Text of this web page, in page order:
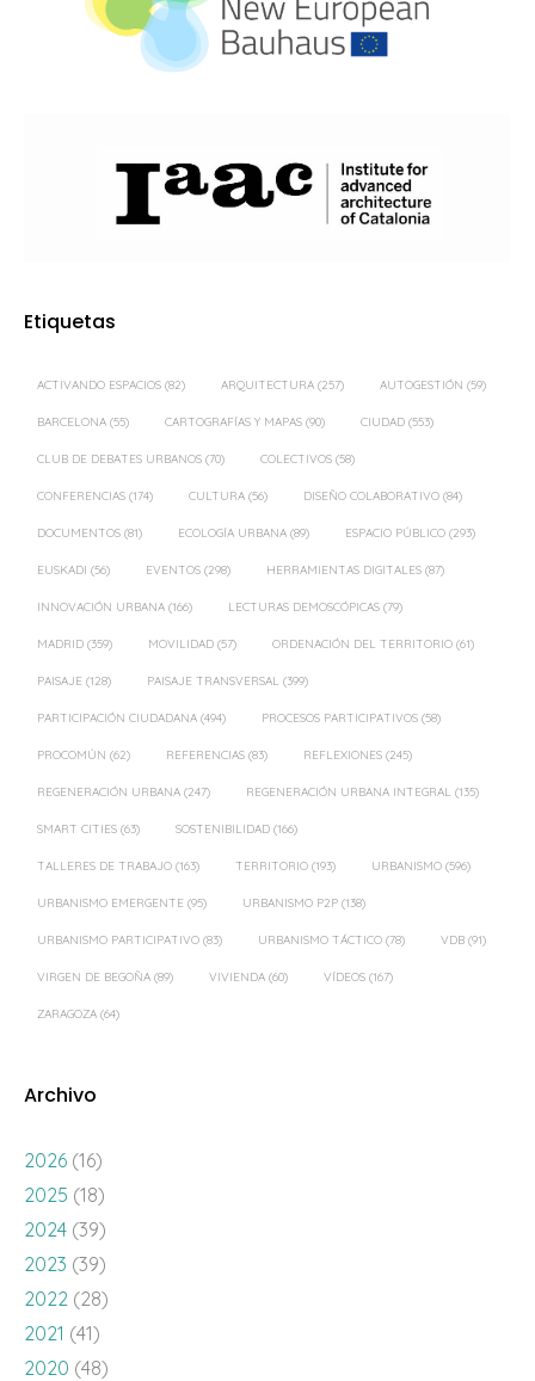
Etiquetas
ACTIVANDO ESPACIOS (82) ARQUITECTURA (257) AUTOGESTIÓN (59)
BARCELONA (55) CARTOGRAFÍAS Y MAPAS (90) CIUDAD (553)
CLUB DE DEBATES URBANOS (70) COLECTIVOS (58)
CONFERENCIAS (174) CULTURA (56) DISEÑO COLABORATIVO (84)
DOCUMENTOS (81) ECOLOGÍA URBANA (89) ESPACIO PÚBLICO (293)
EUSKADI (56) EVENTOS (298) HERRAMIENTAS DIGITALES (87)
INNOVACIÓN URBANA (166) LECTURAS DEMOSCÓPICAS (79)
MADRID (359) MOVILIDAD (57) ORDENACIÓN DEL TERRITORIO (61)
PAISAJE (128) PAISAJE TRANSVERSAL (399)
PARTICIPACIÓN CIUDADANA (494) PROCESOS PARTICIPATIVOS (58)
PROCOMÚN (62) REFERENCIAS (83) REFLEXIONES (245)
REGENERACIÓN URBANA (247) REGENERACIÓN URBANA INTEGRAL (135)
SMART CITIES (63) SOSTENIBILIDAD (166)
TALLERES DE TRABAJO (163) TERRITORIO (193) URBANISMO (596)
URBANISMO EMERGENTE (95) URBANISMO P2P (138)
URBANISMO PARTICIPATIVO (83) URBANISMO TÁCTICO (78) VDB (91)
VIRGEN DE BEGOÑA (89) VIVIENDA (60) VÍDEOS (167)
ZARAGOZA (64)
Archivo
2026 (16)
2025 (18)
2024 (39)
2023 (39)
2022 (28)
2021 (41)
2020 (48)